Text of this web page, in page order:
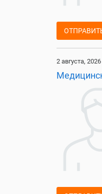
2 августа, 2026